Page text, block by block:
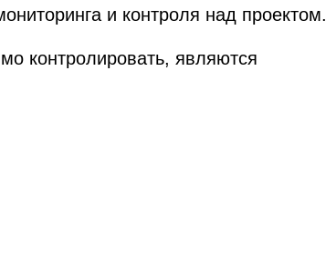
и контроля над проектом.
контролировать, являются